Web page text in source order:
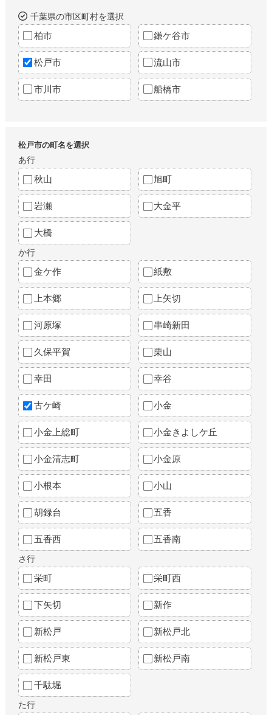
千葉県の市区町村を選択
柏市 鎌ケ谷市
松戸市 流山市
市川市 船橋市
松戸市の町名を選択
あ行
秋山 旭町
岩瀬 大金平
大橋
か行
金ケ作 紙敷
上本郷 上矢切
河原塚 串崎新田
久保平賀 栗山
幸田 幸谷
古ケ崎 小金
小金上総町 小金きよしケ丘
小金清志町 小金原
小根本 小山
胡録台 五香
五香西 五香南
さ行
栄町 栄町西
下矢切 新作
新松戸 新松戸北
新松戸東 新松戸南
千駄堀
た行